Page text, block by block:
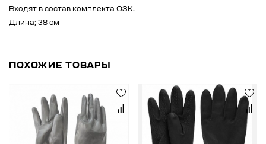
Входят в состав комплекта ОЗК.
Длина; 38 см
ПОХОЖИЕ ТОВАРЫ